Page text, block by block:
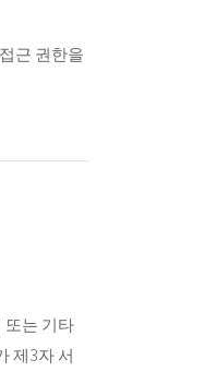
근 권한을
또는 기타
제3자 서